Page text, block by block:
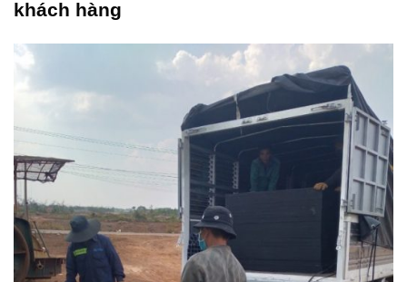
khách hàng